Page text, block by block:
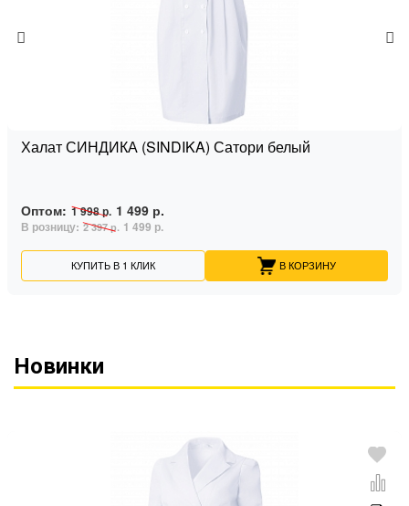
Халат СИНДИКА (SINDIKA) Сатори белый
Оптом: 1 998 р. 1 499 р.
В розницу: 2 397 р. 1 499 р.
КУПИТЬ В 1 КЛИК В КОРЗИНУ
Новинки